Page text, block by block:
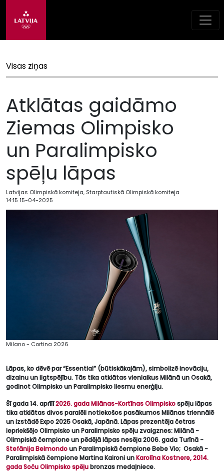
Visas ziņas
Atklātas gaidāmo
Ziemas Olimpisko
un Paralimpisko
spēļu lāpas
Latvijas Olimpiskā komiteja, Starptautiskā Olimpiskā komiteja
14:15 15-04-2025
Milano - Cortina 2026
Lāpas, ko dēvē par “Essential” (būtiskākajām), simbolizē inovāciju,
dizainu un ilgtspējību. Tās tika atklātas vienlaikus Milānā un Osakā,
godinot Olimpisko un Paralimpisko liesmu enerģiju.
Šī gada 14. aprīlī2026. gada Milānas-Kortīnas Olimpiskospēļu lāpas
tika atklātas divos paralēli notiekošos pasākumos Milānas triennālē
un izstādē Expo 2025 Osakā, Japānā. Lāpas prezentēja četras
iepriekšējo Olimpisko un Paralimpisko spēļu zvaigznes: Milānā -
Olimpiskā čempione un pēdējā lāpas nesēja 2006. gada Turīnā -
Stefānija Belmondoun Paralimpiskā čempione Bebe Vio; Osakā -
Paralimpiskā čempione Martina Kaironi unKarolīna Kostnere,2014.
gada Soču Olimpisko spēļubronzas medaļniece.